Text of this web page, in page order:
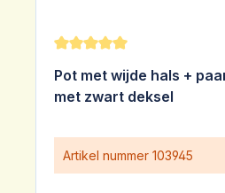
Gemiddelde waardering
Pot met wijde hals +
met zwart deksel
Artikel nummer 103945